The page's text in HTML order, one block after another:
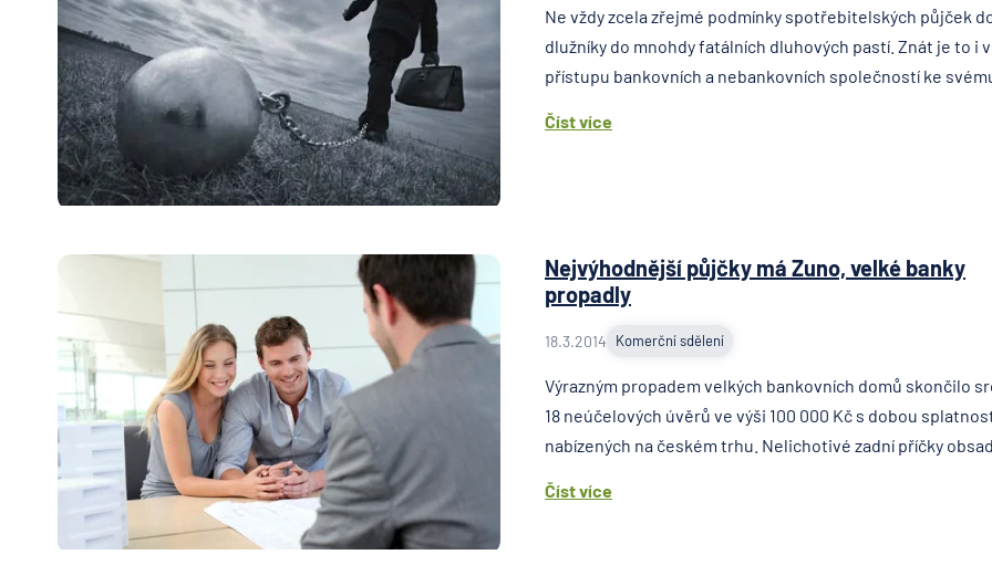
Ne vždy zcela zřejmé podmínky spotřebitelských půjček
dlužníky do mnohdy fatálních dluhových pastí. Znát je to i v
přístupu bankovních a nebankovních společností ke svému
Číst více
Nejvýhodnější půjčky má Zuno, velké banky
propadly
18.3.2014 Komerční sdělení
Výrazným propadem velkých bankovních domů skončilo
18 neúčelových úvěrů ve výši 100 000 Kč s dobou
nabízených na českém trhu. Nelichotivé zadní příčky
Číst více